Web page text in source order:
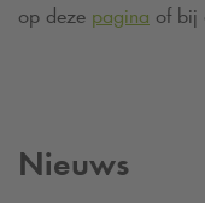
op deze pagina of bij
Nieuws